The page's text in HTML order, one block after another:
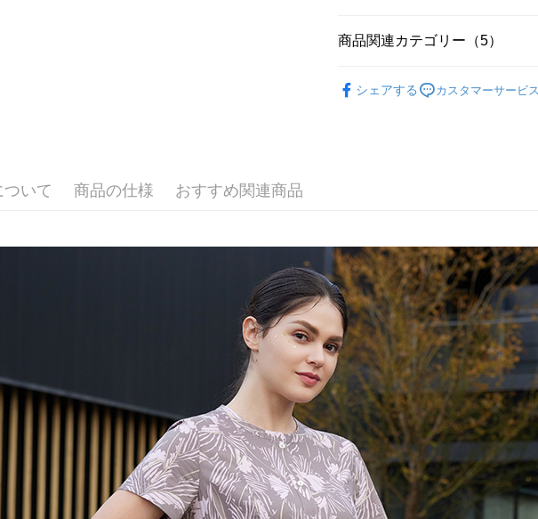
台湾楽天クレジットカード会社
台新國際商業銀行
玉山商業銀行
台湾楽天クレジットカード会社
Easy Wallet
Plus Pay
す。
4.ご注文が完了すると、携帯に支払い通
員の場合は、AFTEE アプリプッシュ通
5.商品受け取り時のお支払いは不要です
たはアプリの通知に従って、4大コンビ
ングでお支払いください。
代金納付期限は最短で 14 日以内ですの
プリをダウンロードして AFTEE 会員
以内まで延長できます。
お支払期限は、ショップが請求した期
もとに計算されます。AFTEEで注文す
期限を延長できますが、商品を期限内
（例：予約商品や商品到着日が比較的
の有無に関わらず、AFTEEで指定され
配送方法
全家超商取貨付款
配送毎にNT$100、NT$2,000以上で
付款後全家超商取貨
配送毎にNT$100、NT$2,000以上で
7-11超商取貨付款
配送毎にNT$100、NT$2,000以上
付款後7-11超商取貨
配送毎にNT$100、NT$2,000以上で
商品関連カテゴリー（5）
シェアする カスタマーサービス
いて 商品の仕様 おすすめ関連商品